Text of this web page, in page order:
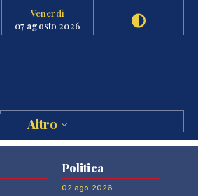
Venerdì
07 agosto 2026
Altro
Politica
02 ago 2026